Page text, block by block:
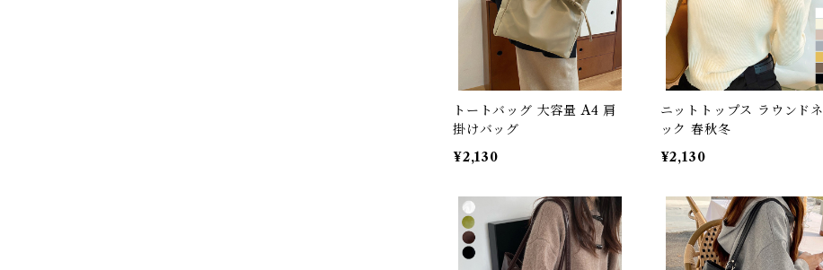
トートバッグ 大容量 A4 肩
掛けバッグ
¥2,130
ニットトップス ラウンドネ
ック 春秋冬
¥2,130